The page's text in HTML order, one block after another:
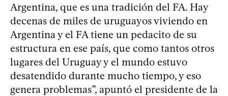
Argentina, que es una tradición del FA. Hay
decenas de miles de uruguayos viviendo en
Argentina y el FA tiene un pedacito de su
estructura en ese país, que como tantos otros
lugares del Uruguay y el mundo estuvo
desatendido durante mucho tiempo, y eso
genera problemas”, apuntó el presidente de la